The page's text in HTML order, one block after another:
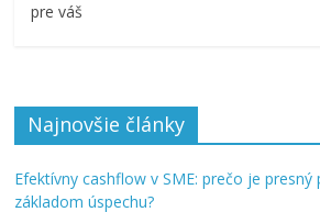
pre váš
Najnovšie články
Efektívny cashflow v SME: prečo je presný
základom úspechu?